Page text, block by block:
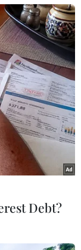
Debt?